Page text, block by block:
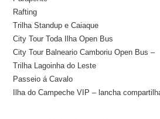
Rafting
Trilha Standup e Caiaque
City Tour Toda Ilha Open Bus
City Tour Balneario Camboriu Open Bus –
Trilha Lagoinha do Leste
Passeio á Cavalo
Ilha do Campeche VIP – lancha